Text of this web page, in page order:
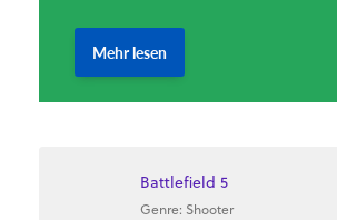
Battlefield 5
Genre: Shooter